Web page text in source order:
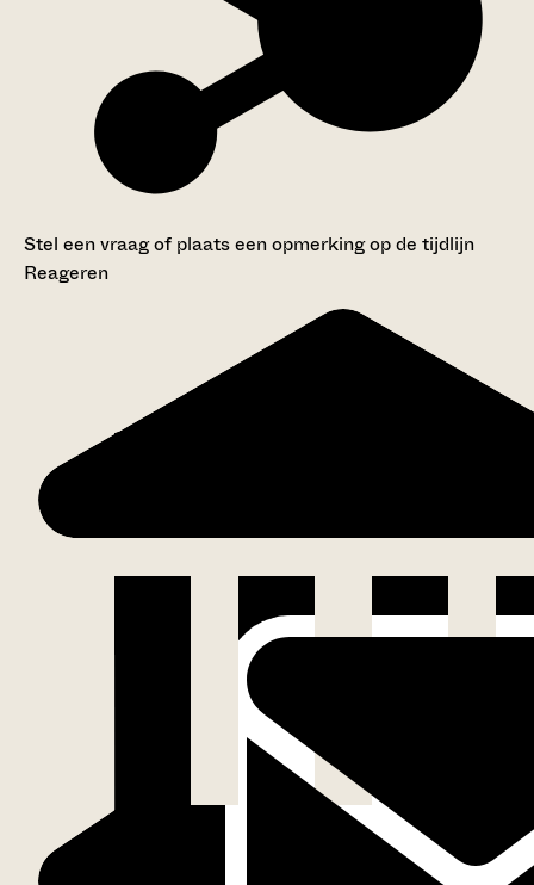
Stel een vraag of plaats een opmerking op de tijdlijn
Reageren